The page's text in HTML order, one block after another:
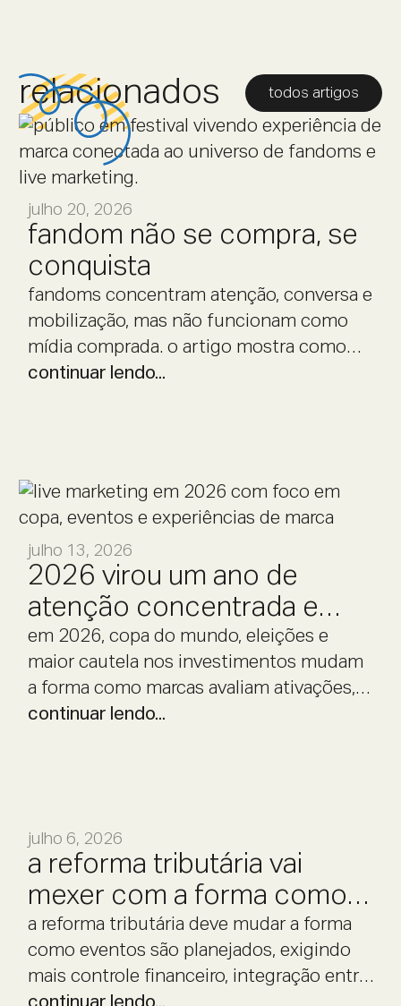
relacionados todos artigos
julho 20, 2026
fandom não se compra, se
conquista
fandoms concentram atenção, conversa e
mobilização, mas não funcionam como
mídia comprada. o artigo mostra como
marcas podem se aproximar de
fãs.
continuar lendo...
julho 13, 2026
2026 virou um ano de
atenção concentrada e
decisão cautelosa.
em 2026, copa do mundo, eleições e
maior cautela nos investimentos mudam
a forma como marcas avaliam ativações,
eventos e experiências.
continuar lendo...
julho 6, 2026
a reforma tributária vai
mexer com a forma como
eventos são planejados
a reforma tributária deve mudar a forma
como eventos são planejados, exigindo
mais controle financeiro, integração entre